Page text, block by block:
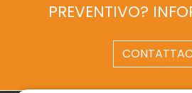
PREVENTIVO?